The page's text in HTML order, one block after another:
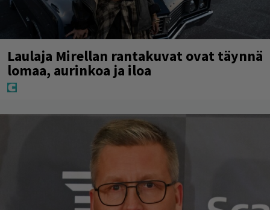
Laulaja Mirellan rantakuvat ovat täynnä
lomaa, aurinkoa ja iloa